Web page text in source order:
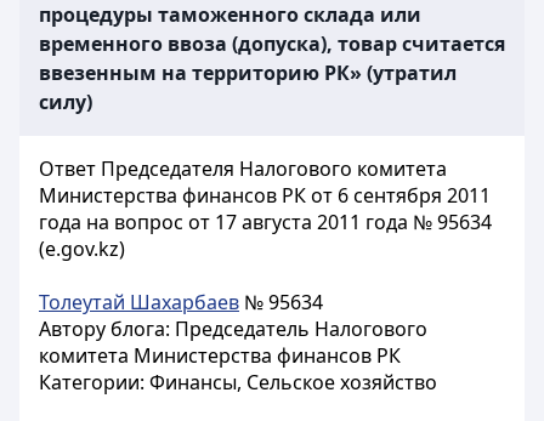
процедуры таможенного склада или
временного ввоза (допуска), товар считается
ввезенным на территорию РК» (утратил
силу)
Ответ Председателя Налогового комитета
Министерства финансов РК от 6 сентября 2011
года на вопрос от 17 августа 2011 года № 95634
(e.gov.kz)
Толеутай Шахарбаев № 95634
Автору блога: Председатель Налогового
комитета Министерства финансов РК
Категории: Финансы, Сельское хозяйство